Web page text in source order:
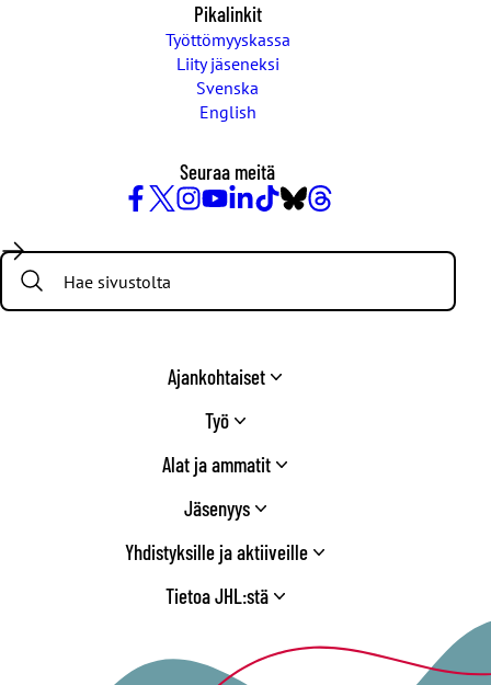
Pikalinkit
Työttömyyskassa
Liity jäseneksi
Svenska
English
Seuraa meitä
/
Twitter
Search:
Ajankohtaiset
Työ
Alat ja ammatit
Jäsenyys
Yhdistyksille ja aktiiveille
Tietoa JHL:stä